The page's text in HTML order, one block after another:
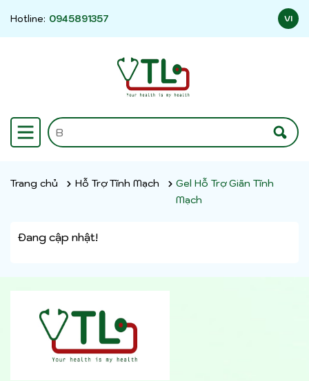
Hotline: 0945891357 VI
Trang chủ Hỗ Trợ Tĩnh Mạch
Gel Hỗ Trợ Giãn Tĩnh
Mạch
Đang cập nhật!